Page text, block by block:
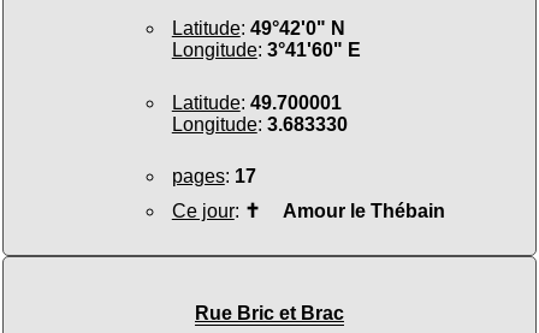
Latitude: 49°42'0" N
Longitude: 3°41'60" E
Latitude: 49.700001
Longitude: 3.683330
pages: 17
Ce jour: ✝ Amour le Thébain
Rue Bric et Brac